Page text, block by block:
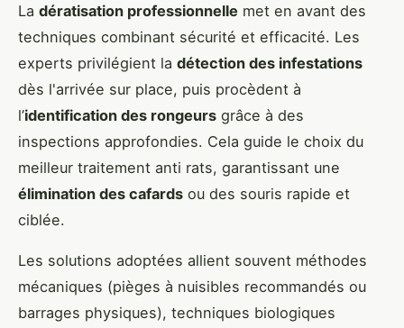
La dératisation professionnelle met en avant des
techniques combinant sécurité et efficacité. Les
experts privilégient la détection des infestations
dès l'arrivée sur place, puis procèdent à
l’identification des rongeurs grâce à des
inspections approfondies. Cela guide le choix du
meilleur traitement anti rats, garantissant une
élimination des cafards ou des souris rapide et
ciblée.
Les solutions adoptées allient souvent méthodes
mécaniques (pièges à nuisibles recommandés ou
barrages physiques), techniques biologiques